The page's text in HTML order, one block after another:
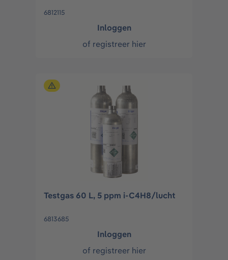
6812115
Inloggen
of registreer hier
Testgas 60 L, 5 ppm i-C4H8/lucht
6813685
Inloggen
of registreer hier